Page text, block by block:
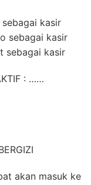
kasir
sebagai kasir
sebagai kasir
: ……
akan masuk ke